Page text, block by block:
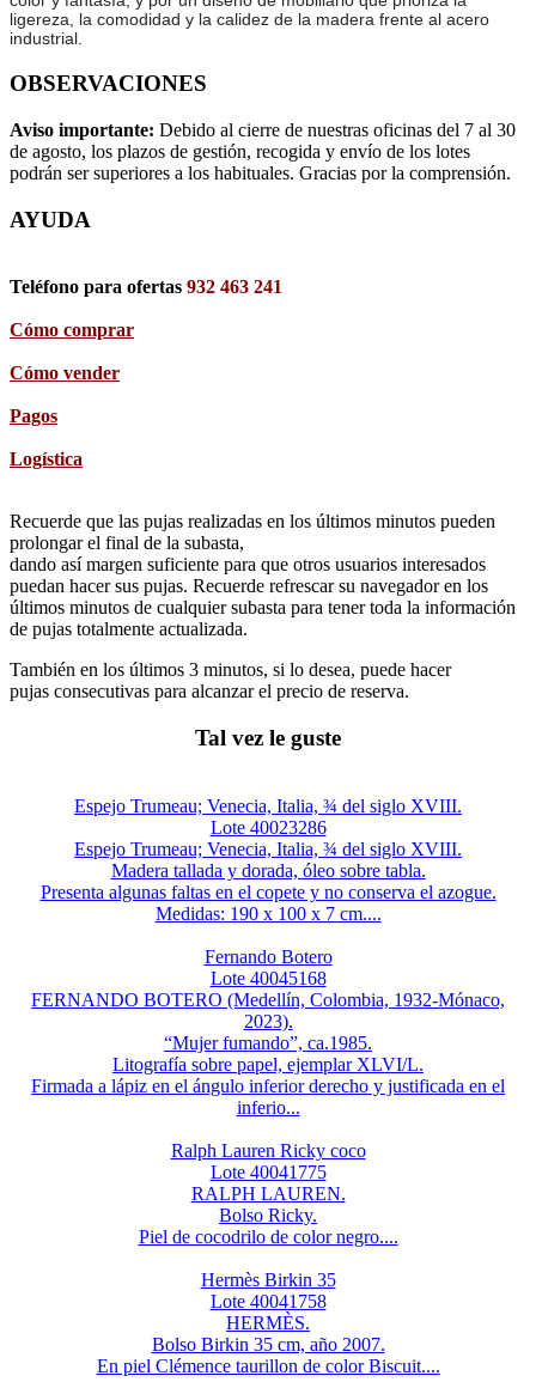
ligereza, la comodidad y la calidez de la madera frente al acero
industrial.
OBSERVACIONES
Aviso importante: Debido al cierre de nuestras oficinas del 7 al 30
de agosto, los plazos de gestión, recogida y envío de los lotes
podrán ser superiores a los habituales. Gracias por la comprensión.
AYUDA
Teléfono para ofertas 932 463 241
Cómo comprar
Cómo vender
Pagos
Logística
Recuerde que las pujas realizadas en los últimos minutos pueden
prolongar el final de la subasta,
dando así margen suficiente para que otros usuarios interesados
puedan hacer sus pujas. Recuerde refrescar su navegador en los
últimos minutos de cualquier subasta para tener toda la información
de pujas totalmente actualizada.
También en los últimos 3 minutos, si lo desea, puede hacer
pujas consecutivas para alcanzar el precio de reserva.
Tal vez le guste
Espejo Trumeau; Venecia, Italia, ¾ del siglo XVIII.
Lote 40023286
Espejo Trumeau; Venecia, Italia, ¾ del siglo XVIII.
Madera tallada y dorada, óleo sobre tabla.
Presenta algunas faltas en el copete y no conserva el azogue.
Medidas: 190 x 100 x 7 cm....
Fernando Botero
Lote 40045168
FERNANDO BOTERO (Medellín, Colombia, 1932-Mónaco,
2023).
“Mujer fumando”, ca.1985.
Litografía sobre papel, ejemplar XLVI/L.
Firmada a lápiz en el ángulo inferior derecho y justificada en el
inferio...
Ralph Lauren Ricky coco
Lote 40041775
RALPH LAUREN.
Bolso Ricky.
Piel de cocodrilo de color negro....
Hermès Birkin 35
Lote 40041758
HERMÈS.
Bolso Birkin 35 cm, año 2007.
En piel Clémence taurillon de color Biscuit....